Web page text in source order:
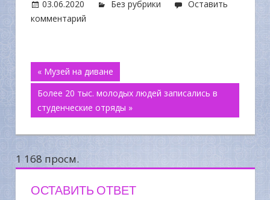
03.06.2020 Без рубрики
Оставить
комментарий
Навигация
по
« Музей на диване
Более 20 тыс. молодых людей записались в
студенческие отряды »
1 168 просм.
ОСТАВИТЬ ОТВЕТ